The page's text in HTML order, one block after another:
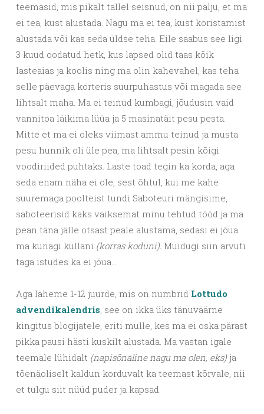
teemasid, mis pikalt tallel seisnud, on nii palju, et ma
ei tea, kust alustada. Nagu ma ei tea, kust koristamist
alustada või kas seda üldse teha. Eile saabus see ligi
3 kuud oodatud hetk, kus lapsed olid taas kõik
lasteaias ja koolis ning ma olin kahevahel, kas teha
selle päevaga korteris suurpuhastus või magada see
lihtsalt maha. Ma ei teinud kumbagi, jõudusin vaid
vannitoa läikima lüüa ja 5 masinatäit pesu pesta.
Mitte et ma ei oleks viimast ammu teinud ja musta
pesu hunnik oli üle pea, ma lihtsalt pesin kõigi
voodiriided puhtaks. Laste toad tegin ka korda, aga
seda enam näha ei ole, sest õhtul, kui me kahe
suuremaga poolteist tundi Saboteuri mängisime,
saboteerisid kaks väiksemat minu tehtud tööd ja ma
pean täna jälle otsast peale alustama, sedasi ei jõua
ma kunagi kullani (korras koduni). Muidugi siin arvuti
taga istudes ka ei jõua…
Aga läheme 1-12 juurde, mis on numbrid Lottudo
advendikalendris, see on ikka üks tänuväärne
kingitus blogijatele, eriti mulle, kes ma ei oska pärast
pikka pausi hästi kuskilt alustada. Ma vastan igale
teemale lühidalt (napisõnaline nagu ma olen, eks) ja
tõenäoliselt kaldun korduvalt ka teemast kõrvale, nii
et tulgu siit nüüd puder ja kapsad.